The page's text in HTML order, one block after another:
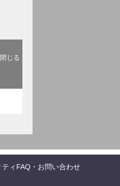
ィ FAQ・お問い合わせ